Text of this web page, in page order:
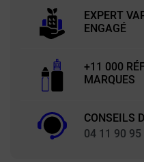
EXPERT
ENGAGÉ
+11 000
MARQUES
CONSEILS
04 11 90 95